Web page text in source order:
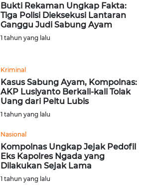
Bukti Rekaman Ungkap Fakta:
Tiga Polisi Dieksekusi Lantaran
Ganggu Judi Sabung Ayam
1 tahun yang lalu
Kriminal
Kasus Sabung Ayam, Kompolnas:
AKP Lusiyanto Berkali-kali Tolak
Uang dari Peltu Lubis
1 tahun yang lalu
Nasional
Kompolnas Ungkap Jejak Pedofil
Eks Kapolres Ngada yang
Dilakukan Sejak Lama
1 tahun yang lalu